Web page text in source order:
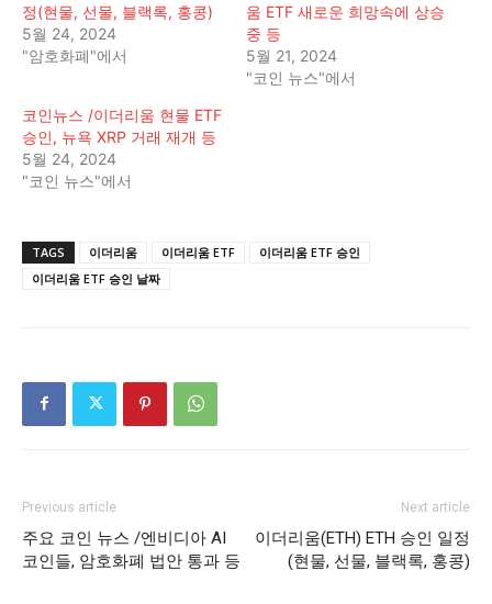
정(현물, 선물, 블랙록, 홍콩)
5월 24, 2024
"암호화폐"에서
움 ETF 새로운 희망속에 상승
중 등
5월 21, 2024
"코인 뉴스"에서
코인뉴스 /이더리움 현물 ETF
승인, 뉴욕 XRP 거래 재개 등
5월 24, 2024
"코인 뉴스"에서
TAGS 이더리움 이더리움 ETF
이더리움 ETF 승인
이더리움 ETF 승인 날짜
Previous article
주요 코인 뉴스 /엔비디아 AI
코인들, 암호화폐 법안 통과 등
Next article
이더리움(ETH) ETH 승인 일정
(현물, 선물, 블랙록, 홍콩)